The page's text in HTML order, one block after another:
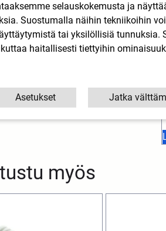
myös
selauskokemusta ja
Suostumalla näihin tekniikoihin
tai yksilöllisiä tunnuksia.
haitallisesti tiettyihin
Asetukset Jatka